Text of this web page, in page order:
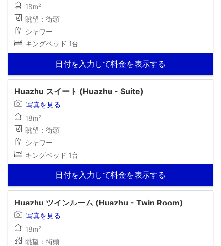
18m²
眺望：街頭
シャワー
キングベッド 1台
日付を入力して料金を表示する
Huazhu スイート (Huazhu - Suite)
写真を見る
18m²
眺望：街頭
シャワー
キングベッド 1台
日付を入力して料金を表示する
Huazhu ツインルーム (Huazhu - Twin Room)
写真を見る
18m²
眺望：街頭